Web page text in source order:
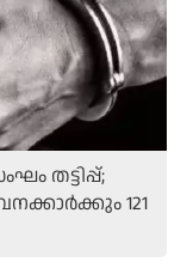
തട്ടിപ്പ്‌;
121